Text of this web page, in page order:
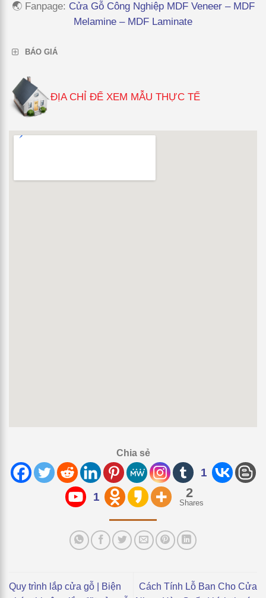
🌏 Fanpage: Cửa Gỗ Công Nghiệp MDF Veneer – MDF
Melamine – MDF Laminate
BÁO GIÁ
ĐỊA CHỈ ĐỂ XEM MẪU THỰC TẾ
Chia sẻ
1
1
2
Shares
Quy trình lắp cửa gỗ | Biện
Cách Tính Lỗ Ban Cho Cửa